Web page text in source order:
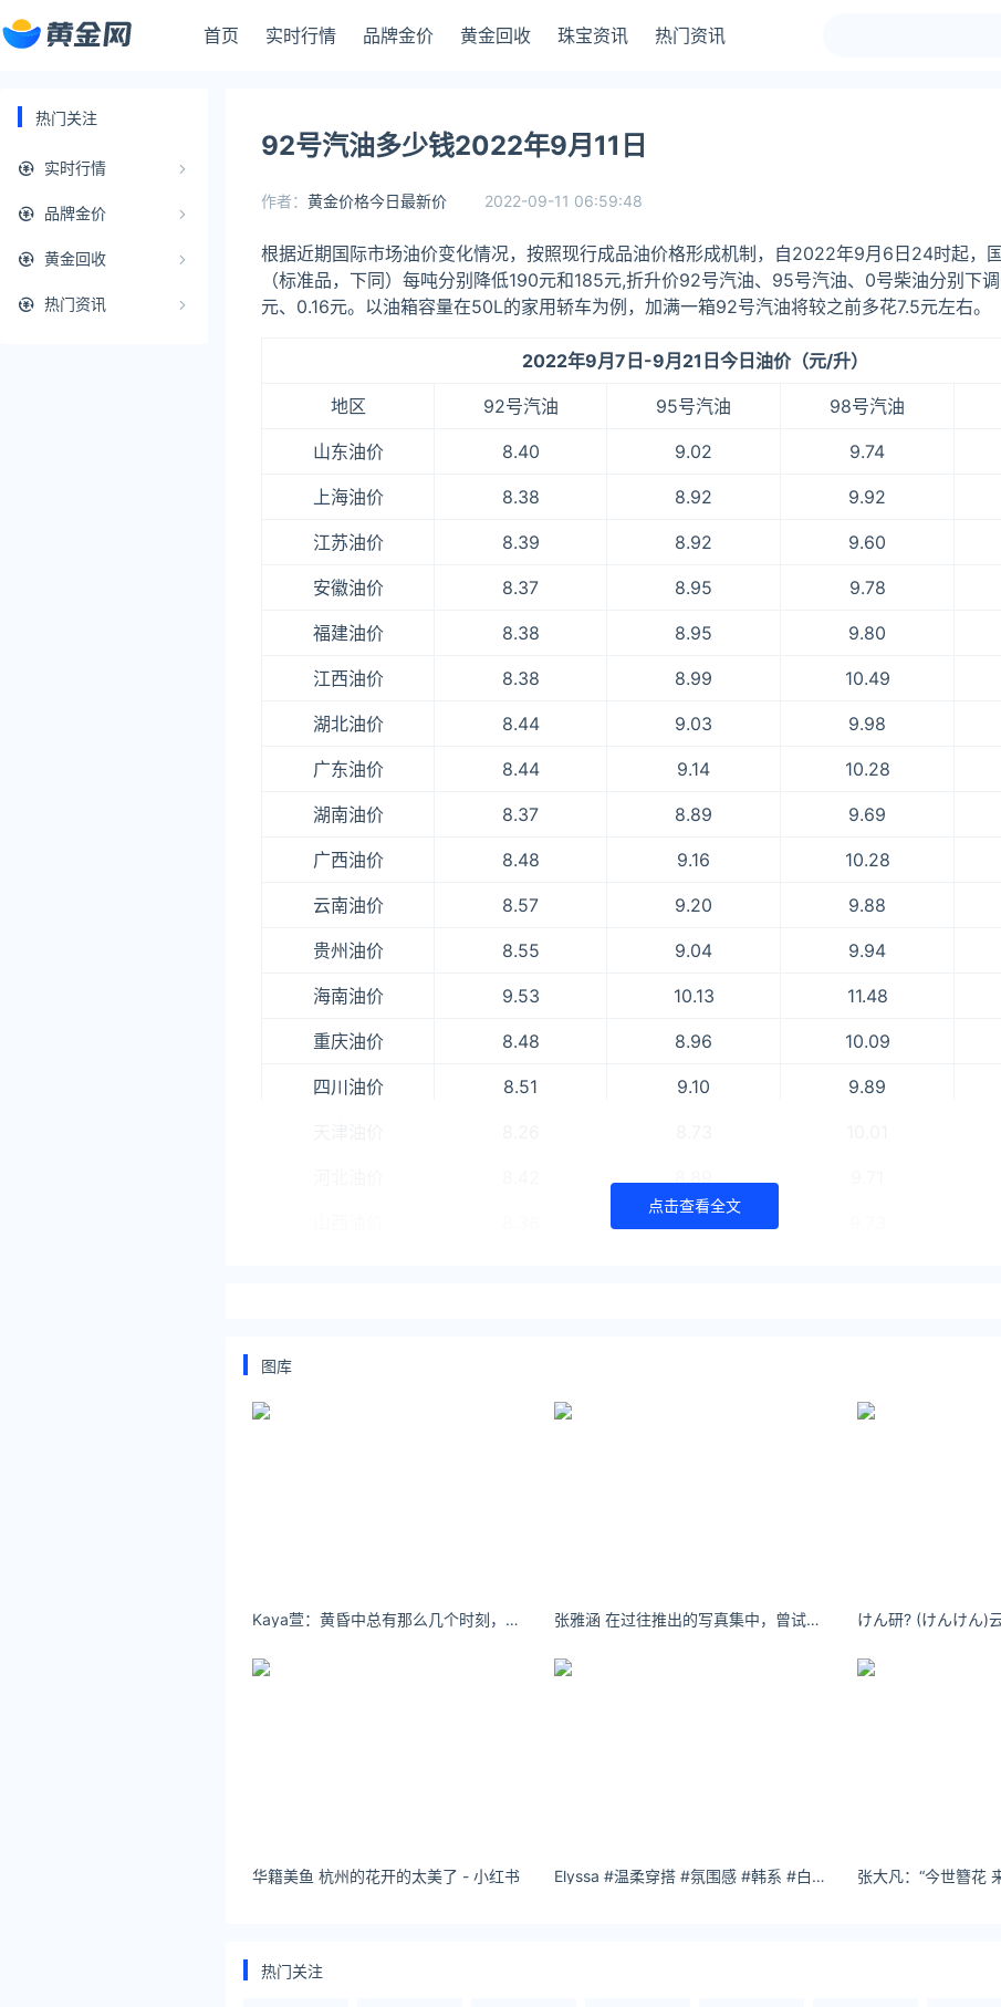
首页 实时行情 品牌金价 黄金回收 珠宝资讯 热门资讯
热门关注
实时行情
品牌金价
黄金回收
热门资讯
92号汽油多少钱2022年9月11日
作者： 黄金价格今日最新价 2022-09-11 06:59:48
根据近期国际市场油价变化情况，按照现行成品油价格形成机制，自2022年9月6日24时起，
（标准品，下同）每吨分别降低190元和185元,折升价92号汽油、95号汽油、0号柴油分别下
元、0.16元。以油箱容量在50L的家用轿车为例，加满一箱92号汽油将较之前多花7.5元左右。
2022年9月7日-9月21日今日油价（元/升）
地区 92号汽油 95号汽油 98号汽油
山东油价 8.40 9.02 9.74
上海油价 8.38 8.92 9.92
江苏油价 8.39 8.92 9.60
安徽油价 8.37 8.95 9.78
福建油价 8.38 8.95 9.80
江西油价 8.38 8.99 10.49
湖北油价 8.44 9.03 9.98
广东油价 8.44 9.14 10.28
湖南油价 8.37 8.89 9.69
广西油价 8.48 9.16 10.28
云南油价 8.57 9.20 9.88
贵州油价 8.55 9.04 9.94
海南油价 9.53 10.13 11.48
重庆油价 8.48 8.96 10.09
四川油价 8.51 9.10 9.89
8.89
-
青海油价 8.38 8.98 9.79
9.86
8.59云南8.69贵州8.67海南9.65重庆8.59四川8.63凉
点击查看全文
图库
Kaya萱：黄昏中总有那么几个时刻，炙热而又深情。 张雅涵 在过往推出的写真集中，曾试过不少造型，其中的野性扮相大家又喜欢吗？
华籍美鱼 杭州的花开的太美了 - 小红书 Elyssa #温柔穿搭 #氛围感 #韩系 #白月光- 小红书
热门关注